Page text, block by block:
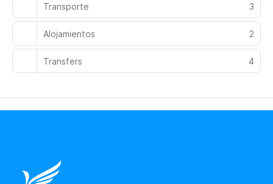
Transporte 3
Alojamientos 2
Transfers 4